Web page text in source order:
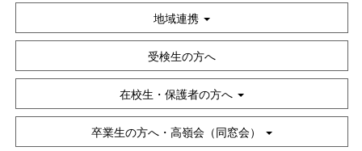
地域連携
受検生の方へ
在校生・保護者の方へ
卒業生の方へ・高嶺会（同窓会）